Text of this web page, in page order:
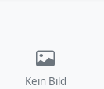
Kein Bild